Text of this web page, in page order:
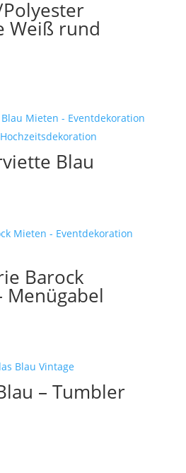
Weiß rund
Blau
Barock
Menügabel
– Tumbler